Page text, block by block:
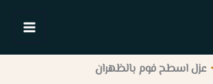
عزل اسطح فوم بالظهران